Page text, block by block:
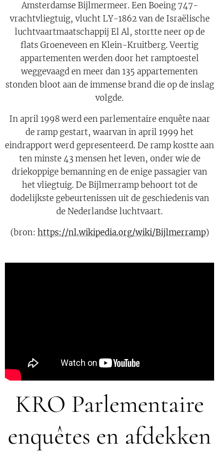
Amsterdamse Bijlmermeer. Een Boeing 747-
vrachtvliegtuig, vlucht LY-1862 van de Israëlische
luchtvaartmaatschappij El Al, stortte neer op de
flats Groeneveen en Klein-Kruitberg. Veertig
appartementen werden door het ramptoestel
weggevaagd en meer dan 135 appartementen
stonden bloot aan de immense brand die op de inslag
volgde.
In april 1998 werd een parlementaire enquête naar
de ramp gestart, waarvan in april 1999 het
eindrapport werd gepresenteerd. De ramp kostte aan
ten minste 43 mensen het leven, onder wie de
driekoppige bemanning en de enige passagier van
het vliegtuig. De Bijlmerramp behoort tot de
dodelijkste gebeurtenissen uit de geschiedenis van
de Nederlandse luchtvaart.
(bron: https://nl.wikipedia.org/wiki/Bijlmerramp)
KRO Parlementaire
enquêtes en afdekken